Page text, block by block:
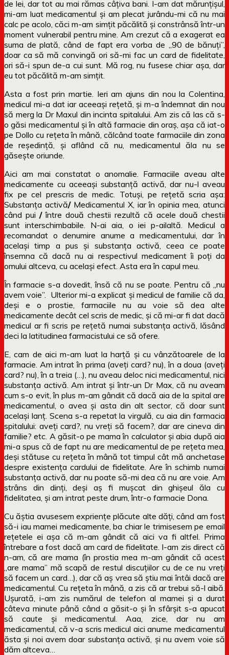
de lei, dar tot au mai rămas câțiva bani. I-am dat mărunțișul,
mi-am luat medicamentul și am plecat jurându-mi că nu mai
calc pe acolo, căci m-am simțit păcălită și constrânsă într-un
moment vulnerabil pentru mine. Am crezut că a exagerat ea
suma de plată, când de fapt era vorba de „90 de bănuți”,
doar ca să mă convingă ori să-mi fac un card de fidelitate,
ori să-i spun de-a cui sunt. Mă rog, nu fusese chiar așa, dar
eu tot păcălită m-am simțit.
Asta a fost prin martie. Ieri am ajuns din nou la Colentina,
medicul mi-a dat iar aceeași rețetă, și m-a îndemnat din nou
să merg la Dr Maxul din incinta spitalului. Am zis că las că s-
o găsi medicamentul și în altă farmacie din oraș, așa că iat-o
pe Dollo cu rețeta în mână, călcând toate farmaciile din zona
de reședință, și aflând că nu, medicamentul ăla nu se
găsește oriunde.
Aici am mai constatat o anomalie. Farmaciile aveau alte
medicamente cu aceeași substanță activă, dar nu-l aveau
fix pe cel prescris de medic. Totuși, pe rețetă scria așa:
Substanța activă/Medicamentul X, iar în opinia mea, atunci
când pui /între două chestii rezultă că acele două chestii
sunt interschimbabile. N-ai aia, o iei p-ailaltă. Medicul a
recomandat o denumire anume a medicamentului, dar în
același timp a pus și substanța activă, ceea ce poate
însemna că dacă nu ai respectivul medicament îi poți da
omului altceva, cu același efect. Asta era în capul meu.
În farmacie s-a dovedit, însă că nu se poate. Pentru că „nu
avem voie”. Ulterior mi-a explicat și medicul de familie că da,
deși e o prostie, farmaciile nu au voie să dea alte
medicamente decât cel scris de medic, și că mi-ar fi dat dacă
medicul ar fi scris pe rețetă numai substanța activă, lăsând
deci la latitudinea farmacistului ce să ofere.
E, cam de aici m-am luat la harță și cu vânzătoarele de la
farmacie. Am intrat în prima (aveți card? nu), în a doua (aveți
card? nu), în a treia (…), nu aveau deloc nici medicamentul, nici
substanța activă. Am intrat și într-un Dr Max, că nu aveam
cum s-o evit, în plus m-am gândit că dacă aia de la spital are
medicamentul, o avea și asta din alt sector, că doar sunt
același lanț. Scena s-a repetat la virgulă, cu aia din farmacia
spitalului: aveți card?, nu vreți să facem?, dar are cineva din
familie? etc. A găsit-o pe mama în calculator și abia după aia
mi-a spus că de fapt nu are medicamentul de pe rețeta mea,
deși stătuse cu rețeta în mână tot timpul cât mă anchetase
despre existența cardului de fidelitate. Are în schimb numai
substanța activă, dar nu poate să-mi dea că nu are voie. Am
strâns din dinți, deși aș fi mușcat din ghișeul ăla cu
fidelitatea, și am intrat peste drum, într-o farmacie Dona.
Cu ăștia avusesem expriențe plăcute alte dăți, când am fost
să-i iau mamei medicamente, ba chiar le trimisesem pe email
rețetele ei așa că m-am gândit că aici va fi altfel. Prima
întrebare a fost dacă am card de fidelitate. I-am zis direct că
n-am, că are mama (în prostia mea m-am gândit că acest
„are mama” mă scapă de restul discuțiilor cu de ce nu vreți
să facem un card…), dar că aș vrea să știu mai întâi dacă are
medicamentul. Cu rețeta în mână, a zis că ar trebui să-l aibă.
Ușurată, i-am zis numărul de telefon al mamei și a durat
câteva minute până când a găsit-o și în sfârșit s-a apucat
să caute și medicamentul. Aaa, zice, dar nu am
medicamentul, că v-a scris medicul aici anume medicamentul
ăsta și noi avem doar substanța activă, și nu avem voie să
dăm altceva…